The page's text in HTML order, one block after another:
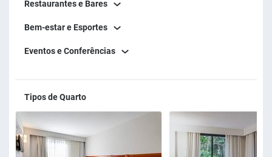
Restaurantes e Bares
Bem-estar e Esportes
Eventos e Conferências
Tipos de Quarto